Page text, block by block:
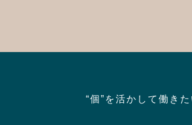
“個”を活かして働きた